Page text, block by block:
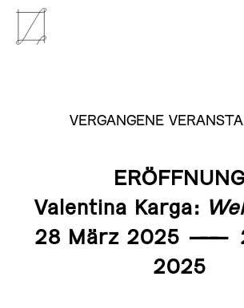
VERGANGENE
Valentina Karga:
28 März 2025 ———
2025